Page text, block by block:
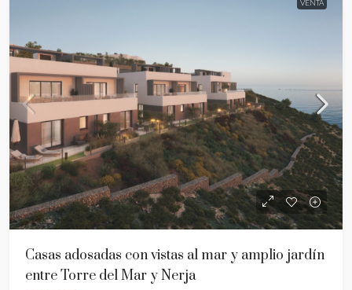
VENTA
Casas adosadas con vistas al mar y amplio jardín
entre Torre del Mar y Nerja